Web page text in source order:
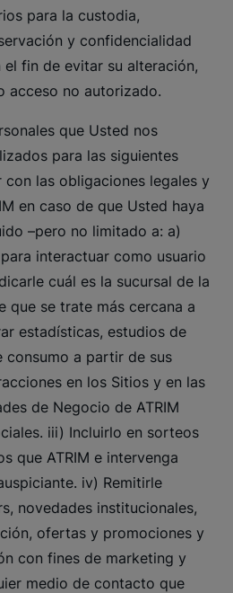
para la custodia,
y confidencialidad
fin de evitar su alteración,
acceso no autorizado.
que Usted nos
para las siguientes
las obligaciones legales y
en caso de que Usted haya
–pero no limitado a: a)
interactuar como usuario
cuál es la sucursal de la
que se trate más cercana a
estadísticas, estudios de
consumo a partir de sus
en los Sitios y en las
de Negocio de ATRIM
iii) Incluirlo en sorteos
que ATRIM e intervenga
iv) Remitirle
novedades institucionales,
ofertas y promociones y
con fines de marketing y
medio de contacto que